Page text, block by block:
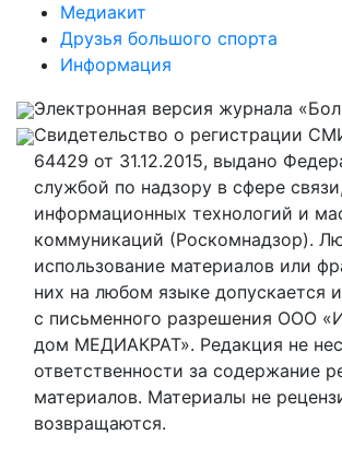
Медиакит
Друзья большого спорта
Информация
Электронная версия журнала
Свидетельство о регистрации
64429 от 31.12.2015, выдано
службой по надзору в сфере связи,
информационных технологий и
коммуникаций (Роскомнадзор).
использование материалов или
них на любом языке допускается
с письменного разрешения ООО
дом МЕДИАКРАТ». Редакция не
ответственности за содержание
материалов. Материалы не
возвращаются.